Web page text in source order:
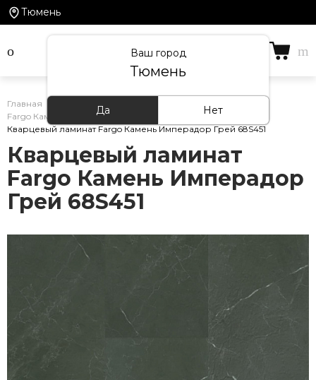
Тюмень
Ваш город
Тюмень
Да Нет
Главная Каталог товаров Кварцевый ламинат
Fargo Камень
Кварцевый ламинат Fargo Камень Имперадор Грей 68S451
Кварцевый ламинат
Fargo Камень Имперадор
Грей 68S451